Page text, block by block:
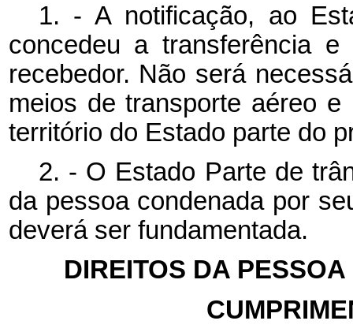
1. - A notificação, ao
concedeu a transferência
recebedor. Não será
meios de transporte aéreo
território do Estado parte do
2. - O Estado Parte de
da pessoa condenada por
deverá ser fundamentada.
DIREITOS DA